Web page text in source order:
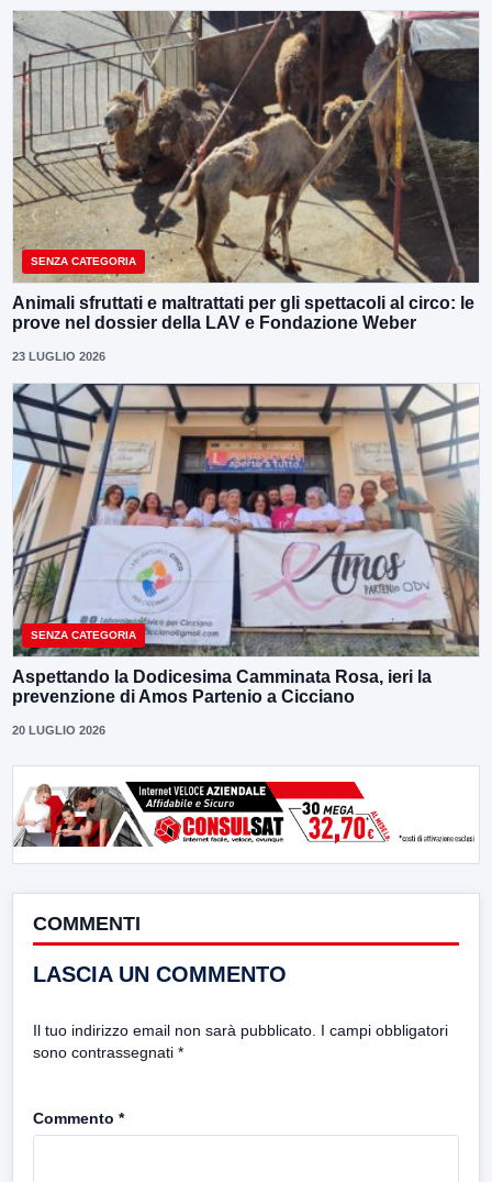
SENZA CATEGORIA
Animali sfruttati e maltrattati per gli spettacoli al circo: le
prove nel dossier della LAV e Fondazione Weber
23 LUGLIO 2026
SENZA CATEGORIA
Aspettando la Dodicesima Camminata Rosa, ieri la
prevenzione di Amos Partenio a Cicciano
20 LUGLIO 2026
COMMENTI
LASCIA UN COMMENTO
Il tuo indirizzo email non sarà pubblicato. I campi obbligatori
sono contrassegnati *
Commento *